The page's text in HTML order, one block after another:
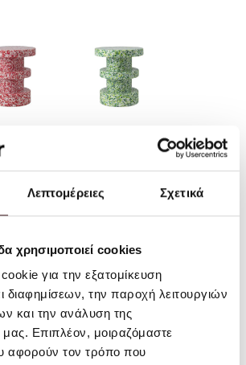
Λεπτομέρειες Σχετικά
χρησιμοποιεί cookies
για την εξατομίκευση
διαφημίσεων, την παροχή λειτουργιών
και την ανάλυση της
μας. Επιπλέον, μοιραζόμαστε
αφορούν τον τρόπο που
Red
Copenhagen -
Κάθισμα/
255,00EUR